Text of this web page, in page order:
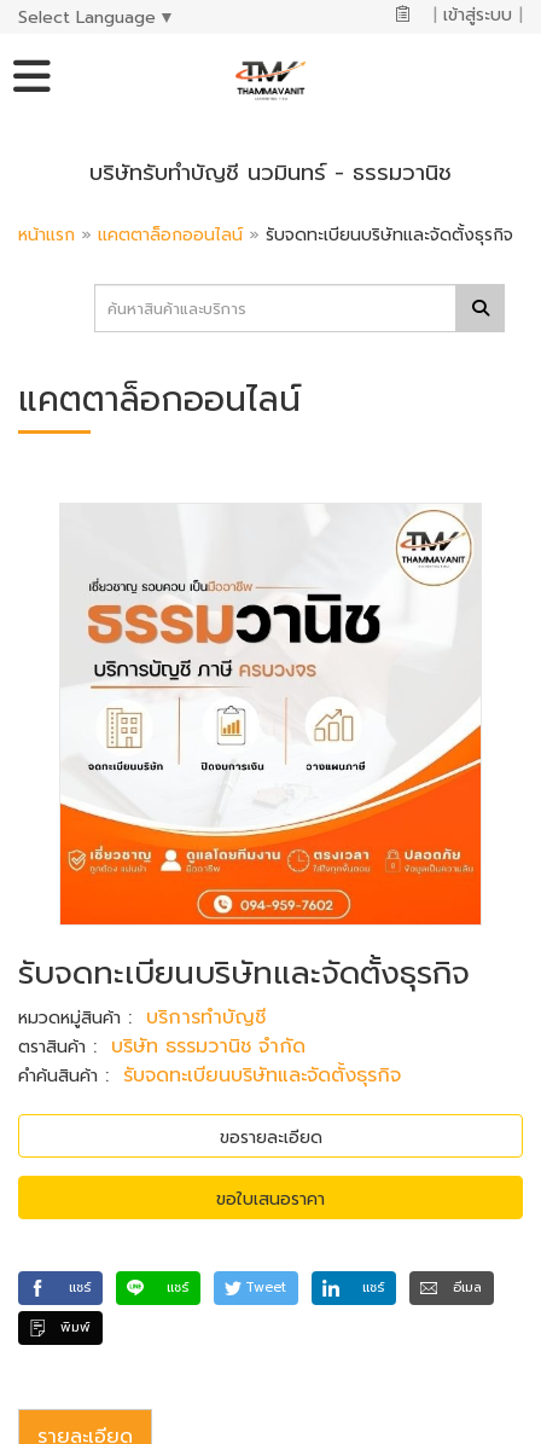
Select Language ▼ | เข้าสู่ระบบ |
บริษัทรับทำบัญชี นวมินทร์ - ธรรมวานิช
หน้าแรก » แคตตาล็อกออนไลน์ » รับจดทะเบียนบริษัทและจัดตั้งธุรกิจ
แคตตาล็อกออนไลน์
รับจดทะเบียนบริษัทและจัดตั้งธุรกิจ
หมวดหมู่สินค้า : บริการทำบัญชี
ตราสินค้า : บริษัท ธรรมวานิช จำกัด
คำค้นสินค้า : รับจดทะเบียนบริษัทและจัดตั้งธุรกิจ
ขอรายละเอียด
ขอใบเสนอราคา
แชร์ แชร์ Tweet แชร์
อีเมล
พิมพ์
รายละเอียด